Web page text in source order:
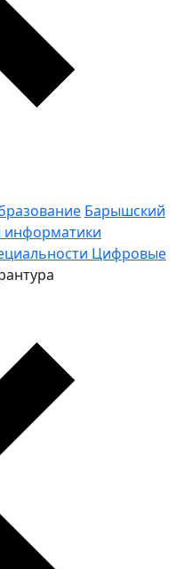
Барышский
информатики
Цифровые